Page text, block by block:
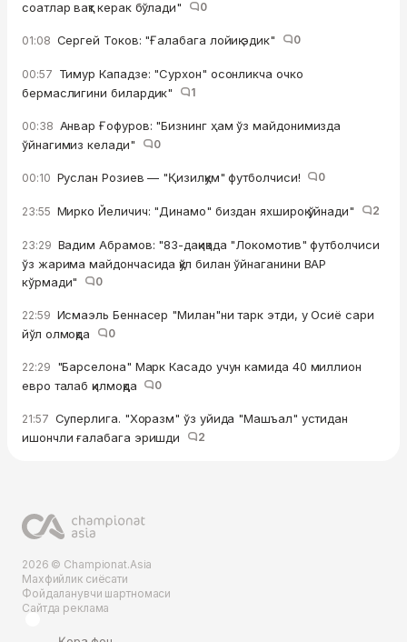
соатлар вақт керак бўлади"
0
01:08 Сергей Токов: "Ғалабага лойиқ эдик" 0
00:57 Тимур Кападзе: "Сурхон" осонликча очко
бермаслигини билардик"
1
00:38 Анвар Ғофуров: "Бизнинг ҳам ўз майдонимизда
ўйнагимиз келади"
0
00:10 Руслан Розиев — "Қизилқум" футболчиси! 0
23:55 Мирко Йеличич: "Динамо" биздан яхшироқ ўйнади" 2
23:29 Вадим Абрамов: "83-дақиқада "Локомотив" футболчиси
ўз жарима майдончасида қўл билан ўйнаганини ВАР
кўрмади"
0
22:59 Исмаэль Беннасер "Милан"ни тарк этди, у Осиё сари
йўл олмоқда
0
22:29 "Барселона" Марк Касадо учун камида 40 миллион
евро талаб қилмоқда
0
21:57 Суперлига. "Хоразм" ўз уйида "Машъал" устидан
ишончли ғалабага эришди
2
2026 © Championat.Asia
Махфийлик сиёсати
Фойдаланувчи шартномаси
Сайтда реклама